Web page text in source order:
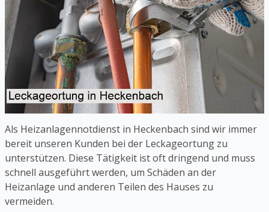
Als Heizanlagennotdienst in Heckenbach sind wir immer
bereit unseren Kunden bei der Leckageortung zu
unterstützen. Diese Tätigkeit ist oft dringend und muss
schnell ausgeführt werden, um Schäden an der
Heizanlage und anderen Teilen des Hauses zu
vermeiden.